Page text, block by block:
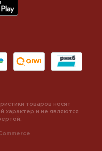
товаров носят
характер и не являются